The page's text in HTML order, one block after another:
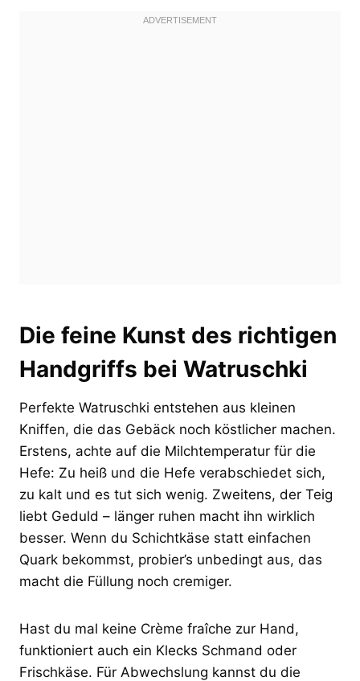
Die feine Kunst des richtigen
Handgriffs bei Watruschki
Perfekte Watruschki entstehen aus kleinen
Kniffen, die das Gebäck noch köstlicher machen.
Erstens, achte auf die Milchtemperatur für die
Hefe: Zu heiß und die Hefe verabschiedet sich,
zu kalt und es tut sich wenig. Zweitens, der Teig
liebt Geduld – länger ruhen macht ihn wirklich
besser. Wenn du Schichtkäse statt einfachen
Quark bekommst, probier’s unbedingt aus, das
macht die Füllung noch cremiger.
Hast du mal keine Crème fraîche zur Hand,
funktioniert auch ein Klecks Schmand oder
Frischkäse. Für Abwechslung kannst du die